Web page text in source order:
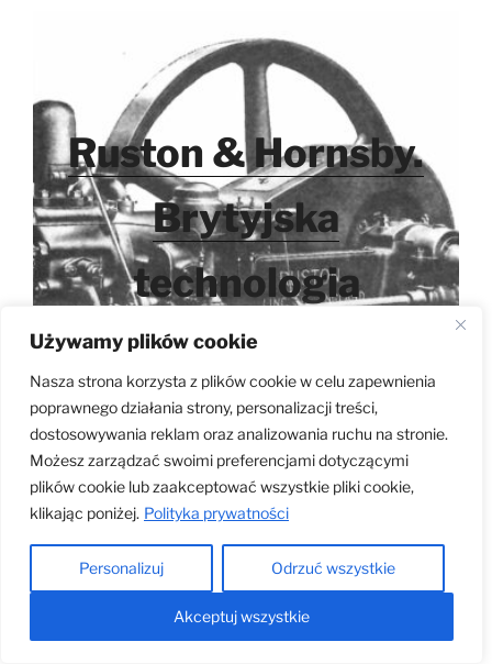
Używamy plików cookie
Nasza strona korzysta z plików cookie w celu zapewnienia
poprawnego działania strony, personalizacji treści,
dostosowywania reklam oraz analizowania ruchu na stronie.
Możesz zarządzać swoimi preferencjami dotyczącymi
plików cookie lub zaakceptować wszystkie pliki cookie,
klikając poniżej. Polityka prywatności
Personalizuj Odrzuć wszystkie
Akceptuj wszystkie
Ruston & Hornsby.
Brytyjska
technologia